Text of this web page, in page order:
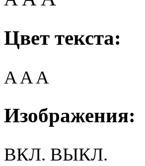
Цвет текста:
AAA
Изображения:
ВКЛ. ВЫКЛ.